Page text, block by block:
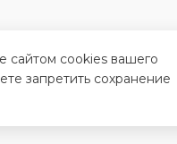
сайтом cookies вашего
запретить сохранение